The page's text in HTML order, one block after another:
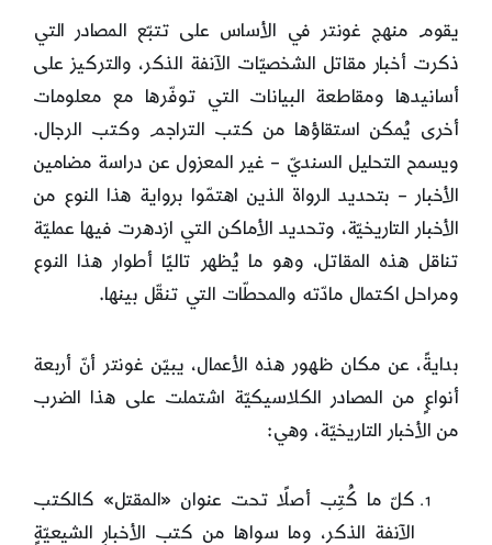
يقوم منهج غونتر في الأساس على تتبّع المصادر التي
ذكرت أخبار مقاتل الشخصيّات الآنفة الذكر، والتركيز على
أسانيدها ومقاطعة البيانات التي توفّرها مع معلومات
أخرى يُمكن استقاؤها من كتب التراجم وكتب الرجال.
ويسمح التحليل السنديّ – غير المعزول عن دراسة مضامين
الأخبار – بتحديد الرواة الذين اهتمّوا برواية هذا النوع من
الأخبار التاريخيّة، وتحديد الأماكن التي ازدهرت فيها عمليّة
تناقل هذه المقاتل، وهو ما يُظهر تاليًا أطوار هذا النوع
ومراحل اكتمال مادّته والمحطّات التي تنقّل بينها.
بدايةً، عن مكان ظهور هذه الأعمال، يبيّن غونتر أنّ أربعة
أنواعٍ من المصادر الكلاسيكيّة اشتملت على هذا الضرب
من الأخبار التاريخيّة، وهي:
كلّ ما كُتِب أصلًا تحت عنوان «المقتل» كالكتب
الآنفة الذكر، وما سواها من كتب الأخبارٍ الشيعيّةٍ